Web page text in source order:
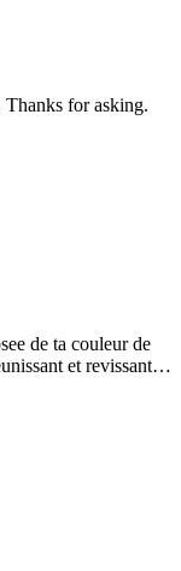
Thanks for asking.
de ta couleur de
et revissant…